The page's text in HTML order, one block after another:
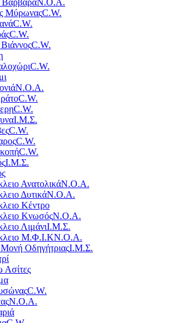
ΒαρβάραΝ.Ο.Α.
ΜύρωναςC.W.
C.W.
C.W.
C.W.
C.W.
Ν.Ο.Α.
C.W.
C.W.
Ι.Μ.Σ.
C.W.
C.W.
C.W.
Ι.Μ.Σ.
ΑνατολικάΝ.Ο.Α.
ΔυτικάΝ.Ο.Α.
Κέντρο
ΚνωσόςΝ.Ο.Α.
ΛιμάνιΙ.Μ.Σ.
Μ.Φ.Ι.ΚΝ.Ο.Α.
Μονή ΟδηγήτριαςΙ.Μ.Σ.
Ασίτες
C.W.
Ν.Ο.Α.